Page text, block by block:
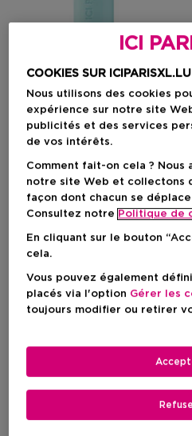
ICI PARIS XL
Fragance Atomizer Leather
Vaporisateur De Sac
Rechargeable
Prix du produit
19,95 €
ICI
COOKIES SUR ICIPARISXL.LU
Nous utilisons des cookies
expérience sur notre site
publicités et des services
de vos intérêts.
Comment fait-on cela ? Nous
notre site Web et collectons
façon dont chacun se
Consultez notre Politique de
En cliquant sur le bouton
cela.
Vous pouvez également
placés via l'option Gérer les
toujours modifier ou retirer